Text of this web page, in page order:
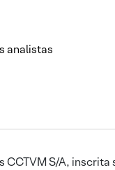
analistas
CCTVM S/A, inscrita